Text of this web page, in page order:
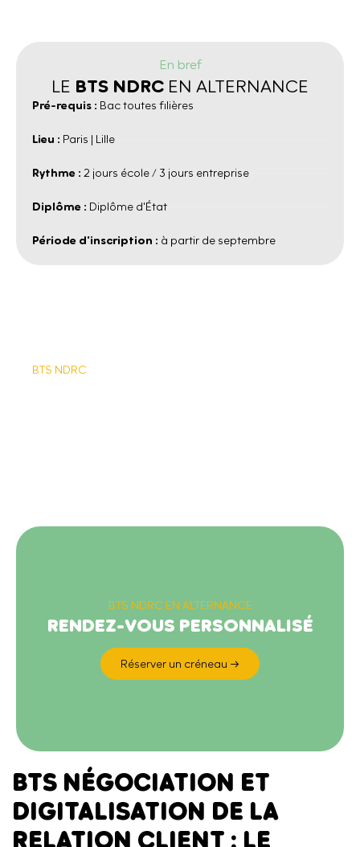
BTS NÉGOCIATION ET
DIGITALISATION DE LA
RELATION CLIENT : LE
En bref
LE BTS NDRC EN ALTERNANCE
Pré-requis : Bac toutes filières
Lieu : Paris | Lille
Rythme : 2 jours école / 3 jours entreprise
Diplôme : Diplôme d'État
Période d'inscription : à partir de septembre
BTS NDRC
BTS NDRC EN ALTERNANCE
RENDEZ-VOUS PERSONNALISÉ
Réserver un créneau →